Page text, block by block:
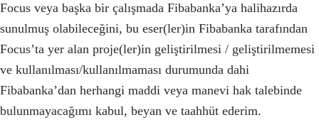
Focus veya başka bir çalışmada Fibabanka’ya halihazırda
sunulmuş olabileceğini, bu eser(ler)in Fibabanka tarafından
Focus’ta yer alan proje(ler)in geliştirilmesi / geliştirilmemesi
ve kullanılması/kullanılmaması durumunda dahi
Fibabanka’dan herhangi maddi veya manevi hak talebinde
bulunmayacağımı kabul, beyan ve taahhüt ederim.